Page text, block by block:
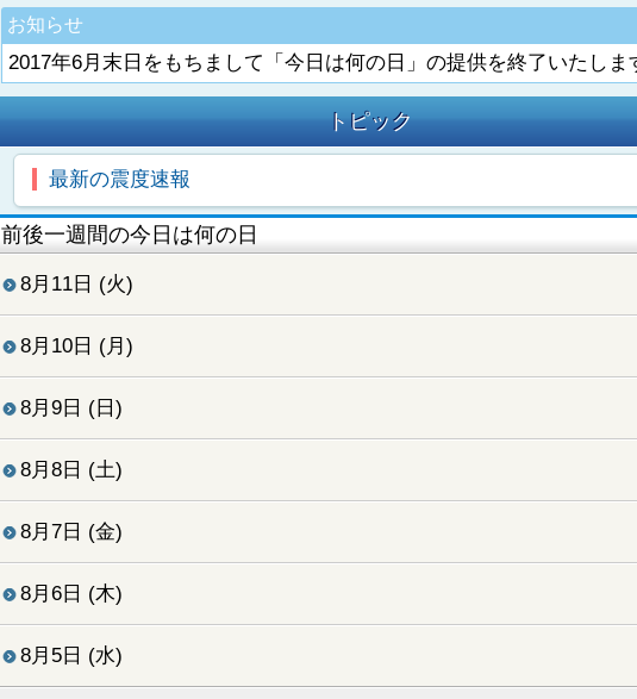
お知らせ
2017年6月末日をもちまして「今日は何の日」の提供を終了いたしま
トピック
最新の震度速報
前後一週間の今日は何の日
8月11日 (火)
8月10日 (月)
8月9日 (日)
8月8日 (土)
8月7日 (金)
8月6日 (木)
8月5日 (水)